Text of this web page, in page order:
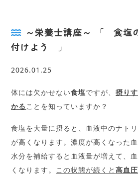
～栄養士講座～ 「 食塩
付けよう 」
2026.01.25
体には欠かせない食塩ですが、摂り
かることを知っていますか？
食塩を大量に摂ると、血液中のナト
が高くなります。濃度が高くなった
水分を補給すると血液量が増えて、
くなります。 この状態が続くと高血圧